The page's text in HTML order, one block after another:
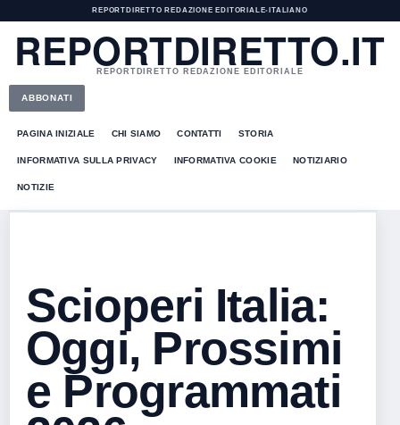
REPORTDIRETTO REDAZIONE EDITORIALE• ITALIANO
REPORTDIRETTO.IT
REPORTDIRETTO REDAZIONE EDITORIALE
ABBONATI
PAGINA INIZIALE CHI SIAMO CONTATTI STORIA
INFORMATIVA SULLA PRIVACY INFORMATIVA COOKIE NOTIZIARIO
NOTIZIE
Scioperi Italia:
Oggi, Prossimi
e Programmati